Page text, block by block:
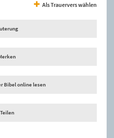
Als Trauervers wählen
Bibel online lesen